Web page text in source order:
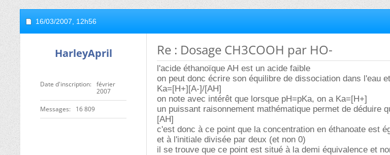
16/03/2007, 12h56
HarleyApril
Date d'inscription
février
2007
Messages 16 809
Re : Dosage CH3COOH par HO-
l'acide éthanoïque AH est un acide faible
on peut donc écrire son équilibre de dissociation dans l'eau
Ka=[H+][A-]/[AH]
on note avec intérêt que lorsque pH=pKa, on a Ka=[H+]
un puissant raisonnement mathématique permet de déduire
[AH]
c'est donc à ce point que la concentration en éthanoate est
et à l'initiale divisée par deux (et non 0)
il se trouve que ce point est situé à la demi équivalence et